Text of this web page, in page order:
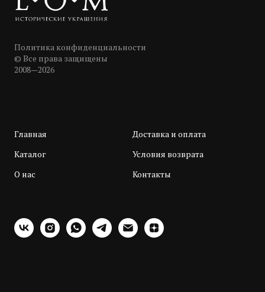
Политика конфиденциальности
© Все права защищены
2008—2026
Главная
Каталог
О нас
Доставка и оплата
Условия возврата
Контакты